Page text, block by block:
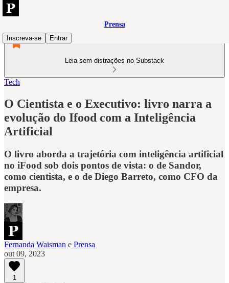
Prensa
Inscreva-se
Entrar
Leia sem distrações no Substack
Tech
O Cientista e o Executivo: livro narra a
evolução do Ifood com a Inteligência
Artificial
O livro aborda a trajetória com inteligência artificial
no iFood sob dois pontos de vista: o de Sandor,
como cientista, e o de Diego Barreto, como CFO da
empresa.
Fernanda Waisman e Prensa
out 09, 2023
1